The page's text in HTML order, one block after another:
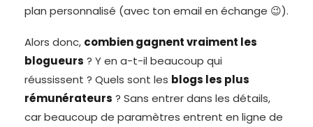
plan personnalisé (avec ton email en échange 😉).
Alors donc, combien gagnent vraiment les
blogueurs ? Y en a-t-il beaucoup qui
réussissent ? Quels sont les blogs les plus
rémunérateurs ? Sans entrer dans les détails,
car beaucoup de paramètres entrent en ligne de